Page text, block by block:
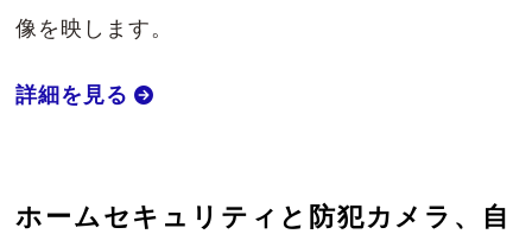
像を映します。
詳細を見る
ホームセキュリティと防犯カメラ、自